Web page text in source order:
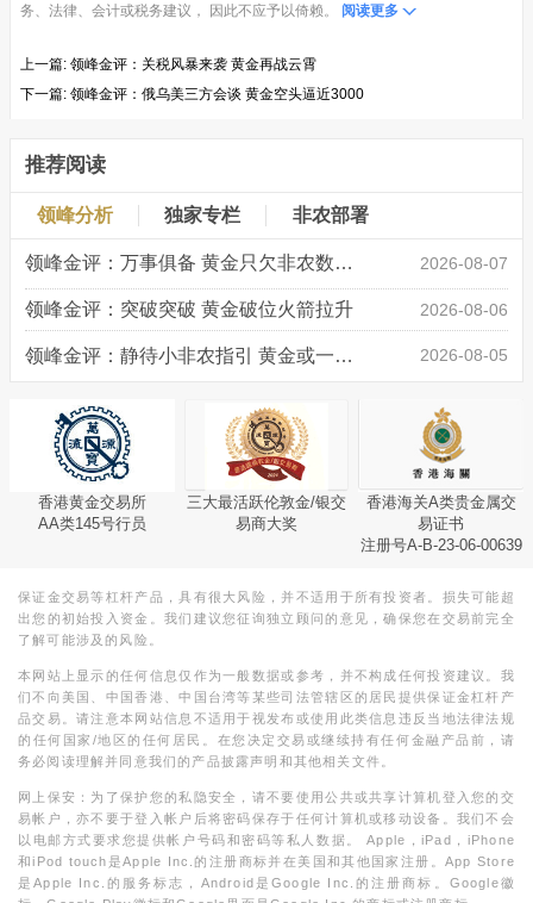
务、法律、会计或税务建议， 因此不应予以倚赖。 阅读更多
上一篇: 领峰金评：关税风暴来袭 黄金再战云霄
下一篇: 领峰金评：俄乌美三方会谈 黄金空头逼近3000
推荐阅读
领峰分析 独家专栏 非农部署
领峰金评：万事俱备 黄金只欠非农数据“东风” 2026-08-07
领峰金评：突破突破 黄金破位火箭拉升 2026-08-06
领峰金评：静待小非农指引 黄金或一击破局 2026-08-05
香港黄金交易所
AA类145号行员
三大最活跃伦敦金/银交
易商大奖
香港海关A类贵金属交
易证书
注册号A-B-23-06-00639
保证金交易等杠杆产品，具有很大风险，并不适用于所有投资者。损失可能超
出您的初始投入资金。我们建议您征询独立顾问的意见，确保您在交易前完全
了解可能涉及的风险。
本网站上显示的任何信息仅作为一般数据或参考，并不构成任何投资建议。我
们不向美国、中国香港、中国台湾等某些司法管辖区的居民提供保证金杠杆产
品交易。请注意本网站信息不适用于视发布或使用此类信息违反当地法律法规
的任何国家/地区的任何居民。在您决定交易或继续持有任何金融产品前，请
务必阅读理解并同意我们的产品披露声明和其他相关文件。
网上保安：为了保护您的私隐安全，请不要使用公共或共享计算机登入您的交
易帐户，亦不要于登入帐户后将密码保存于任何计算机或移动设备。我们不会
以电邮方式要求您提供帐户号码和密码等私人数据。 Apple，iPad，iPhone
和iPod touch是Apple Inc.的注册商标并在美国和其他国家注册。App Store
是Apple Inc.的服务标志，Android是Google Inc.的注册商标。Google徽